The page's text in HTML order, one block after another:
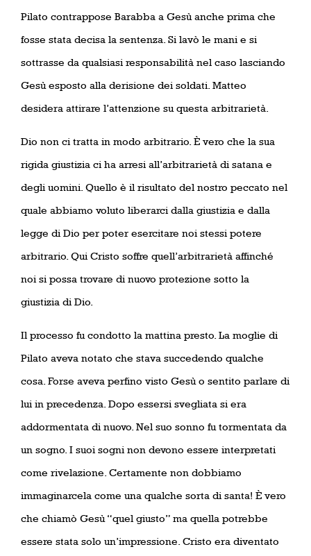
Pilato contrappose Barabba a Gesù anche prima che
fosse stata decisa la sentenza. Si lavò le mani e si
sottrasse da qualsiasi responsabilità nel caso lasciando
Gesù esposto alla derisione dei soldati. Matteo
desidera attirare l’attenzione su questa arbitrarietà.
Dio non ci tratta in modo arbitrario. È vero che la sua
rigida giustizia ci ha arresi all’arbitrarietà di satana e
degli uomini. Quello è il risultato del nostro peccato nel
quale abbiamo voluto liberarci dalla giustizia e dalla
legge di Dio per poter esercitare noi stessi potere
arbitrario. Qui Cristo soffre quell’arbitrarietà affinché
noi si possa trovare di nuovo protezione sotto la
giustizia di Dio.
Il processo fu condotto la mattina presto. La moglie di
Pilato aveva notato che stava succedendo qualche
cosa. Forse aveva perfino visto Gesù o sentito parlare di
lui in precedenza. Dopo essersi svegliata si era
addormentata di nuovo. Nel suo sonno fu tormentata da
un sogno. I suoi sogni non devono essere interpretati
come rivelazione. Certamente non dobbiamo
immaginarcela come una qualche sorta di santa! È vero
che chiamò Gesù “quel giusto” ma quella potrebbe
essere stata solo un’impressione. Cristo era diventato